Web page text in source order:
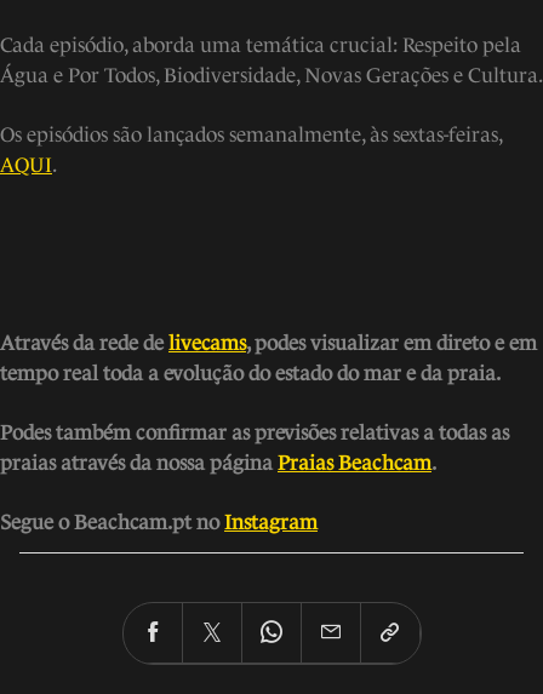
Cada episódio, aborda uma temática crucial: Respeito pela
Água e Por Todos, Biodiversidade, Novas Gerações e Cultura.
Os episódios são lançados semanalmente, às sextas-feiras,
AQUI.
Através da rede delivecams, podes visualizar em direto e em
tempo real toda a evolução do estado do mar e da praia.
Podes também confirmar as previsões relativas a todas as
praias através da nossa páginaPraias Beachcam.
Segue o Beachcam.pt no Instagram